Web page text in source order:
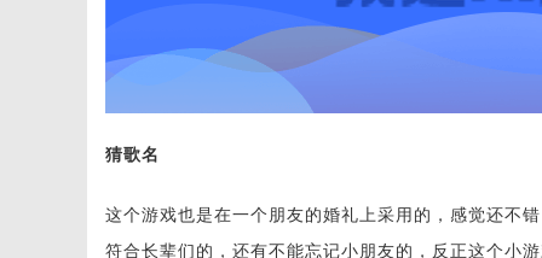
猜歌名
这个游戏也是在一个朋友的婚礼上采用的，感觉还不
符合长辈们的，还有不能忘记小朋友的，反正这个小